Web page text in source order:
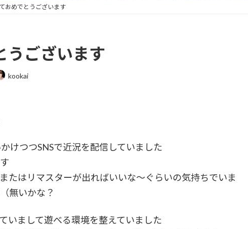
おめでとうございます
うございます
kookai
けつつSNSで近況を配信していました
たはリマスターが出ればいいな～ぐらいの気持ちでいま
無いかな？
いまして遊べる環境を整えていました